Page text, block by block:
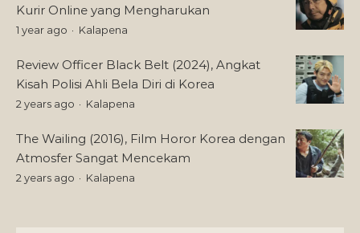
Kurir Online yang Mengharukan
1 year ago Kalapena
Review Officer Black Belt (2024), Angkat
Kisah Polisi Ahli Bela Diri di Korea
2 years ago Kalapena
The Wailing (2016), Film Horor Korea dengan
Atmosfer Sangat Mencekam
2 years ago Kalapena